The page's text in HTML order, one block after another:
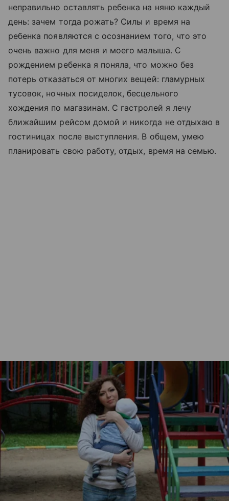
неправильно оставлять ребенка на няню каждый
день: зачем тогда рожать? Силы и время на
ребенка появляются с осознанием того, что это
очень важно для меня и моего малыша. С
рождением ребенка я поняла, что можно без
потерь отказаться от многих вещей: гламурных
тусовок, ночных посиделок, бесцельного
хождения по магазинам. С гастролей я лечу
ближайшим рейсом домой и никогда не отдыхаю в
гостиницах после выступления. В общем, умею
планировать свою работу, отдых, время на семью.